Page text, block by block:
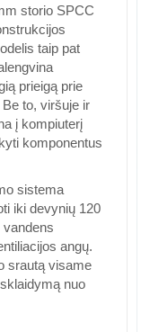
storio SPCC
taip pat
prieigą prie
to, viršuje ir
į kompiuterį
komponentus
sistema
iki devynių 120
vandens
angų.
srautą visame
nuo